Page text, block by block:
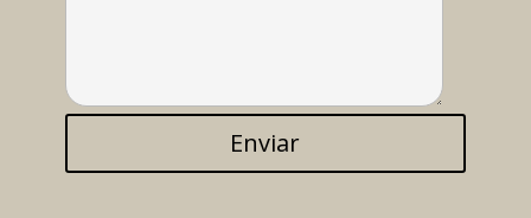
Enviar